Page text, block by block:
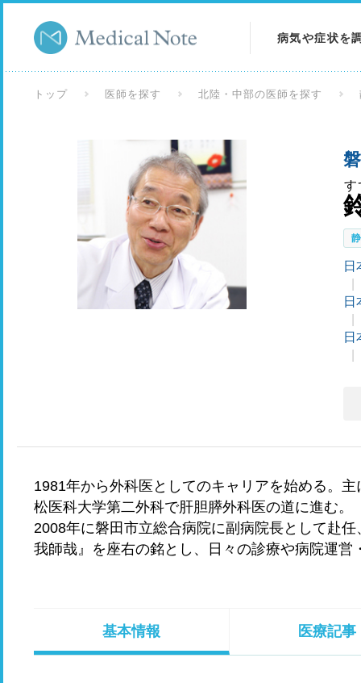
病気や症状を
検査を調べる
トップ 医師を探す 北陸・中部の医師を探す
す
日
日
日
1981年から外科医としてのキャリアを始める。
松医科大学第二外科で肝胆膵外科医の道に進む。
2008年に磐田市立総合病院に副病院長として赴
我師哉』を座右の銘とし、日々の診療や病院運営
基本情報 医療記事